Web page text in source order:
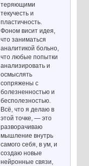
теряющими
текучесть и
пластичность.
Фоном висит идея,
что заниматься
аналитикой больно,
что любые попытки
анализировать и
осмыслять
сопряжены с
болезненностью и
бесполезностью.
Всё, что я делаю в
этой точке, — это
разворачиваю
мышление внутрь
самого себя, в ум, и
создаю новые
нейронные связи,